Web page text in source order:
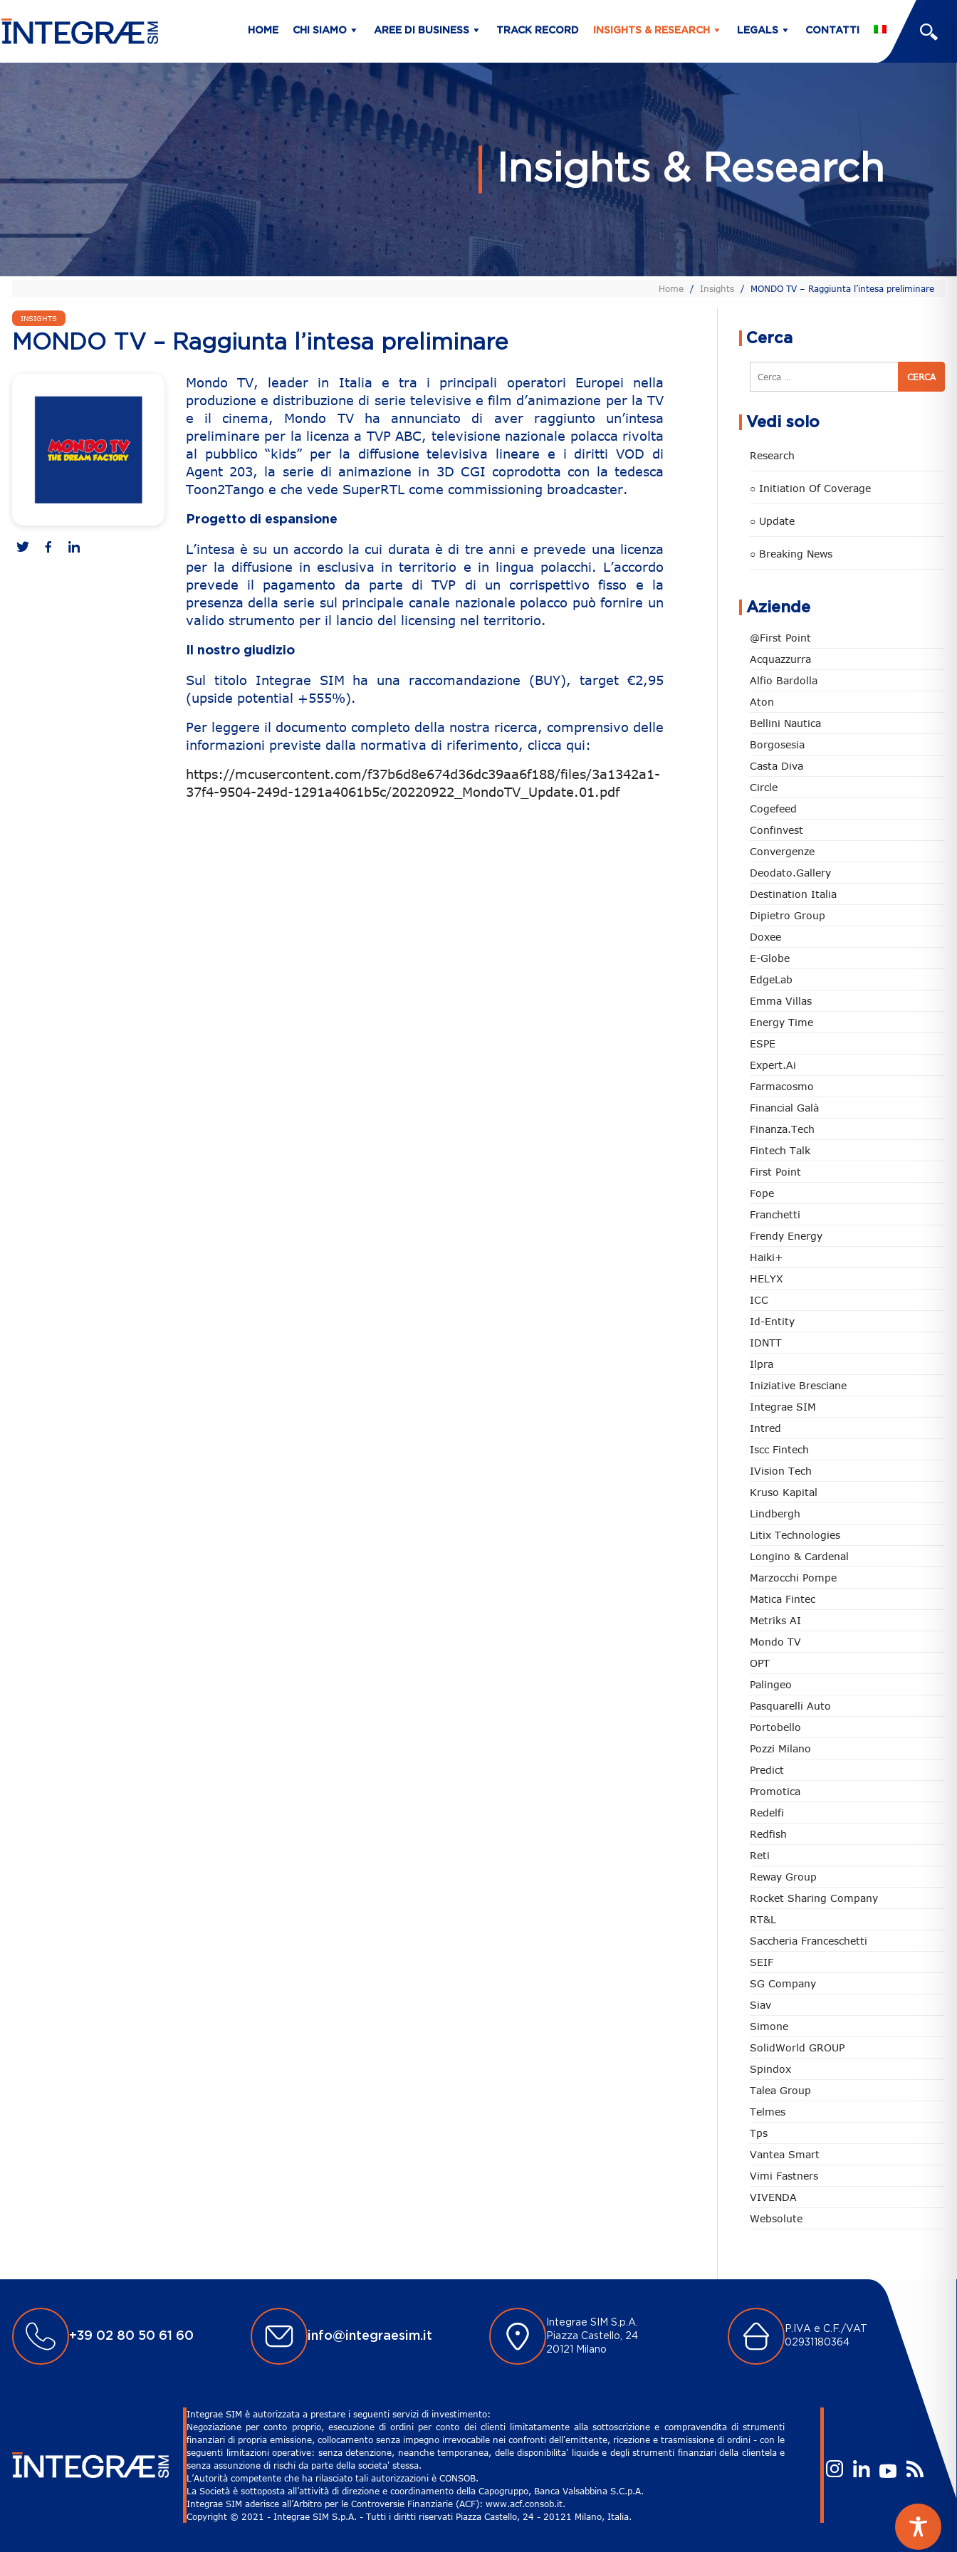
HOME CHI SIAMO AREE DI BUSINESS TRACK RECORD INSIGHTS & RESEARCH LEGALS CONTATTI
Insights & Research
Home / Insights / MONDO TV – Raggiunta l’intesa preliminare
INSIGHTS
MONDO TV – Raggiunta l’intesa preliminare
Mondo TV, leader in Italia e tra i principali operatori Europei nella
produzione e distribuzione di serie televisive e film d’animazione per la TV
e il cinema, Mondo TV ha annunciato di aver raggiunto un’intesa
preliminare per la licenza a TVP ABC, televisione nazionale polacca rivolta
al pubblico “kids” per la diffusione televisiva lineare e i diritti VOD di
Agent 203, la serie di animazione in 3D CGI coprodotta con la tedesca
Toon2Tango e che vede SuperRTL come commissioning broadcaster.
Progetto di espansione
L’intesa è su un accordo la cui durata è di tre anni e prevede una licenza
per la diffusione in esclusiva in territorio e in lingua polacchi. L’accordo
prevede il pagamento da parte di TVP di un corrispettivo fisso e la
presenza della serie sul principale canale nazionale polacco può fornire un
valido strumento per il lancio del licensing nel territorio.
Il nostro giudizio
Sul titolo Integrae SIM ha una raccomandazione (BUY), target €2,95
(upside potential +555%).
Per leggere il documento completo della nostra ricerca, comprensivo delle
informazioni previste dalla normativa di riferimento, clicca qui:
https://mcusercontent.com/f37b6d8e674d36dc39aa6f188/files/3a1342a1-
37f4-9504-249d-1291a4061b5c/20220922_MondoTV_Update.01.pdf
Cerca
Cerca
Vedi solo
Research
○ Initiation Of Coverage
○ Update
○ Breaking News
Aziende
@First Point
Acquazzurra
Alfio Bardolla
Aton
Bellini Nautica
Borgosesia
Casta Diva
Circle
Cogefeed
Confinvest
Convergenze
Deodato.Gallery
Destination Italia
Dipietro Group
Doxee
E-Globe
EdgeLab
Emma Villas
Energy Time
ESPE
Expert.ai
Farmacosmo
Financial Galà
Finanza.tech
Fintech Talk
First Point
Fope
Franchetti
Frendy Energy
Haiki+
HELYX
ICC
Id-Entity
IDNTT
Ilpra
Iniziative Bresciane
Integrae SIM
Intred
Iscc Fintech
IVision Tech
Kruso Kapital
Lindbergh
Litix Technologies
Longino & Cardenal
Marzocchi Pompe
Matica Fintec
Metriks AI
Mondo TV
OPT
Palingeo
Pasquarelli Auto
Portobello
Pozzi Milano
Predict
Promotica
Redelfi
Redfish
Reti
Reway Group
Rocket Sharing Company
RT&L
Saccheria Franceschetti
SEIF
SG Company
Siav
Simone
SolidWorld GROUP
Spindox
Talea Group
Telmes
Tps
Vantea Smart
Vimi Fastners
VIVENDA
Websolute
+39 02 80 50 61 60 info@integraesim.it
Integrae SIM S.p.A.
Piazza Castello, 24
20121 Milano
P.IVA e C.F./VAT
02931180364
Integrae SIM è autorizzata a prestare i seguenti servizi di investimento:
Negoziazione per conto proprio, esecuzione di ordini per conto dei clienti limitatamente alla sottoscrizione e compravendita di strumenti
finanziari di propria emissione, collocamento senza impegno irrevocabile nei confronti dell'emittente, ricezione e trasmissione di ordini - con le
seguenti limitazioni operative: senza detenzione, neanche temporanea, delle disponibilita' liquide e degli strumenti finanziari della clientela e
senza assunzione di rischi da parte della societa' stessa.
L’Autorità competente che ha rilasciato tali autorizzazioni è CONSOB.
La Società è sottoposta all’attività di direzione e coordinamento della Capogruppo, Banca Valsabbina S.C.p.A.
Integrae SIM aderisce all’Arbitro per le Controversie Finanziarie (ACF): www.acf.consob.it.
Copyright © 2021 - Integrae SIM S.p.A. - Tutti i diritti riservati Piazza Castello, 24 - 20121 Milano, Italia.